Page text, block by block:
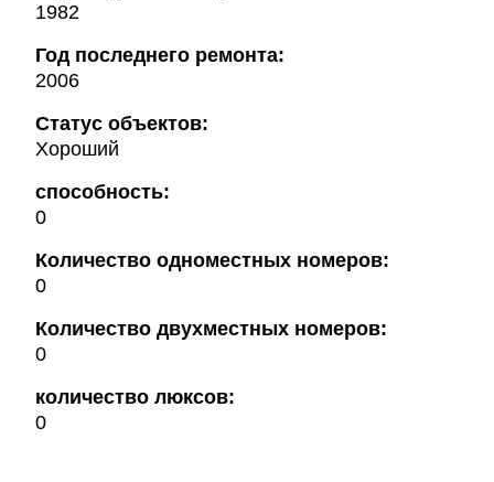
1982
Год последнего ремонта:
2006
Статус объектов:
Хороший
способность:
0
Количество одноместных номеров:
0
Количество двухместных номеров:
0
количество люксов:
0